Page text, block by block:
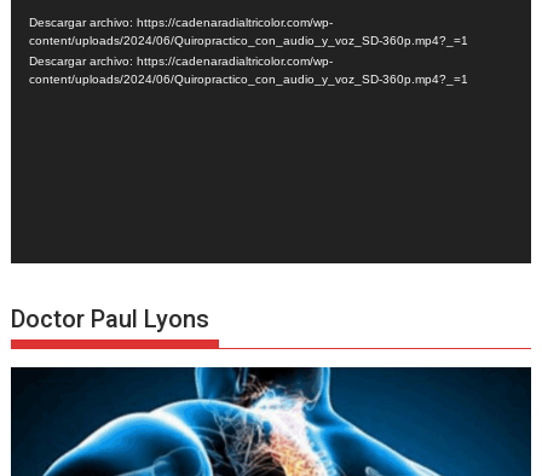
de
vídeo
Descargar archivo: https://cadenaradialtricolor.com/wp-
content/uploads/2024/06/Quiropractico_con_audio_y_voz_SD-360p.mp4?_=1
Descargar archivo: https://cadenaradialtricolor.com/wp-
content/uploads/2024/06/Quiropractico_con_audio_y_voz_SD-360p.mp4?_=1
Doctor Paul Lyons